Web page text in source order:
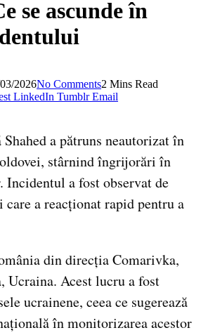
se ascunde în
2026No Comments2 Mins Read
LinkedIn Tumblr Email
a pătruns neautorizat în
stârnind îngrijorări în
a fost observat de
a reacționat rapid pentru a
din direcția Comarivka,
Ucraina. Acest lucru a fost
ucrainene, ceea ce sugerează
în monitorizarea acestor